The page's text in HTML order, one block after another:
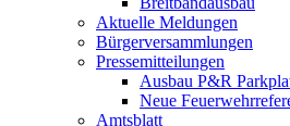
Aktuelle Meldungen
Bürgerversammlungen
Pressemitteilungen
Ausbau P&R
Neue
Amtsblatt